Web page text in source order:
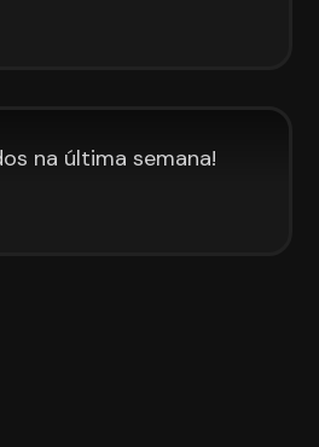
na última semana!